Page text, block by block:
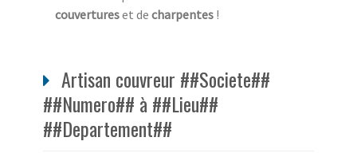
couvertureset de charpentes !
Artisan couvreur ##Societe##
##Numero## à ##Lieu##
##Departement##